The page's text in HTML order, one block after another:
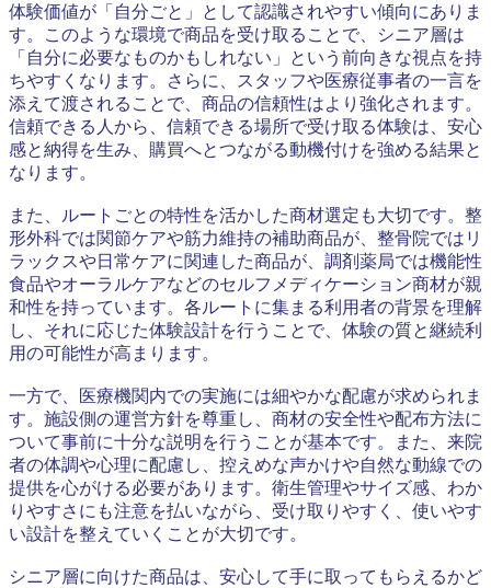
体験価値が「自分ごと」として認識されやすい傾向にありま
す。このような環境で商品を受け取ることで、シニア層は
「自分に必要なものかもしれない」という前向きな視点を持
ちやすくなります。さらに、スタッフや医療従事者の一言を
添えて渡されることで、商品の信頼性はより強化されます。
信頼できる人から、信頼できる場所で受け取る体験は、安心
感と納得を生み、購買へとつながる動機付けを強める結果と
なります。
また、ルートごとの特性を活かした商材選定も大切です。整
形外科では関節ケアや筋力維持の補助商品が、整骨院ではリ
ラックスや日常ケアに関連した商品が、調剤薬局では機能性
食品やオーラルケアなどのセルフメディケーション商材が親
和性を持っています。各ルートに集まる利用者の背景を理解
し、それに応じた体験設計を行うことで、体験の質と継続利
用の可能性が高まります。
一方で、医療機関内での実施には細やかな配慮が求められま
す。施設側の運営方針を尊重し、商材の安全性や配布方法に
ついて事前に十分な説明を行うことが基本です。また、来院
者の体調や心理に配慮し、控えめな声かけや自然な動線での
提供を心がける必要があります。衛生管理やサイズ感、わか
りやすさにも注意を払いながら、受け取りやすく、使いやす
い設計を整えていくことが大切です。
シニア層に向けた商品は、安心して手に取ってもらえるかど